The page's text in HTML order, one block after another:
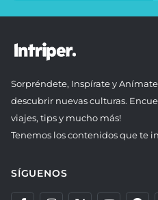
Sorpréndete, Inspírate y
descubrir nuevas culturas.
viajes, tips y mucho más!
Tenemos los contenidos que te
SÍGUENOS